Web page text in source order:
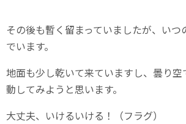
その後も暫く留まっていましたが、いつ
でいます。
地面も少し乾いて来ていますし、曇り
動してみようと思います。
大丈夫、いけるいける！（フラグ）